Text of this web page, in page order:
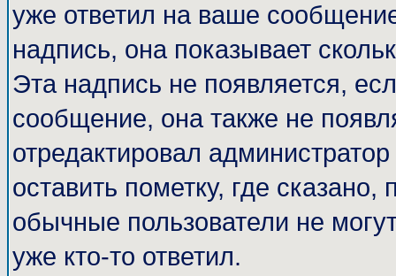
уже ответил на ваше
надпись, она показывает
Эта надпись не появляется,
сообщение, она также не
отредактировал
оставить пометку, где
обычные пользователи не
уже кто-то ответил.